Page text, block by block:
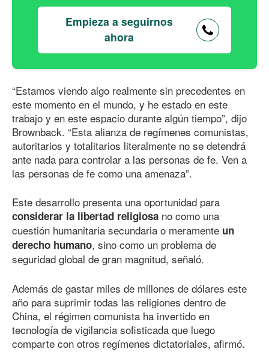
Empieza a seguirnos
ahora
“Estamos viendo algo realmente sin precedentes en
este momento en el mundo, y he estado en este
trabajo y en este espacio durante algún tiempo”, dijo
Brownback. “Esta alianza de regímenes comunistas,
autoritarios y totalitarios literalmente no se detendrá
ante nada para controlar a las personas de fe. Ven a
las personas de fe como una amenaza”.
Este desarrollo presenta una oportunidad para
considerar la libertad religiosa no como una
cuestión humanitaria secundaria o meramente un
derecho humano, sino como un problema de
seguridad global de gran magnitud, señaló.
Además de gastar miles de millones de dólares este
año para suprimir todas las religiones dentro de
China, el régimen comunista ha invertido en
tecnología de vigilancia sofisticada que luego
comparte con otros regímenes dictatoriales, afirmó.